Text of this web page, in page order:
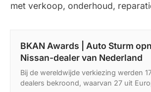
met verkoop, onderhoud,
BKAN Awards | Auto Sturm
Nissan-dealer van Nederland
Bij de wereldwijde verkiezing werden
dealers bekroond, waarvan 27 uit